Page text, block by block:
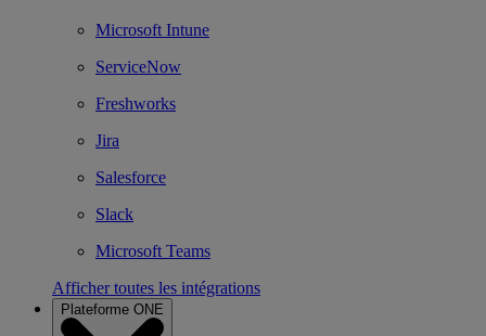
Microsoft Intune
ServiceNow
Freshworks
Jira
Salesforce
Slack
Microsoft Teams
Afficher toutes les intégrations
Plateforme ONE